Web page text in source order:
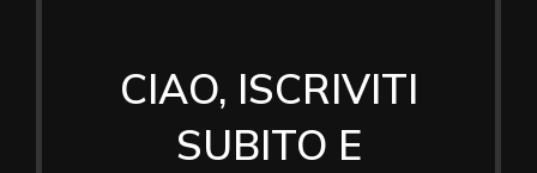
CIAO, ISCRIVITI
SUBITO E